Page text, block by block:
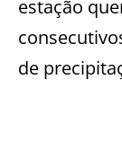
estação
de